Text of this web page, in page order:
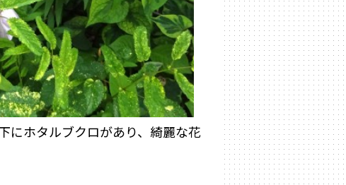
にホタルブクロがあり、綺麗な花